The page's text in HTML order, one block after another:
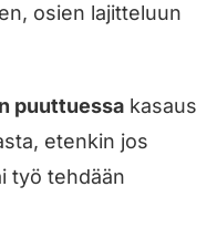
osien lajitteluun
puuttuessakasaus
etenkin jos
työ tehdään